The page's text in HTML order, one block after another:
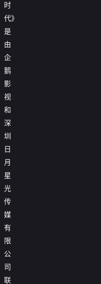
时
代》
是
由
企
鹅
影
视
和
深
圳
日
月
星
光
传
媒
有
限
公
司
联